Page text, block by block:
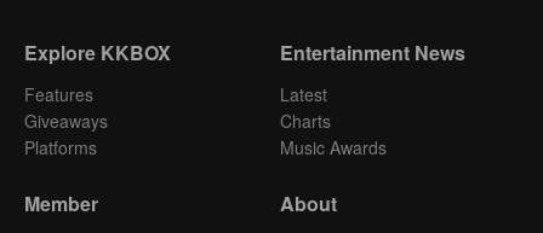
Explore KKBOX
Features
Giveaways
Platforms
Entertainment News
Latest
Charts
Music Awards
Member About